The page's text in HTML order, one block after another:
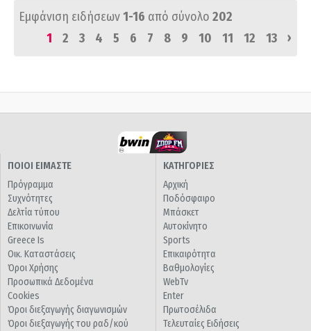
Εμφάνιση ειδήσεων1-16 από σύνολο 202
1
2 3 4 5 6 7 8 9 10 11 12 13 ›
ΠΟΙΟΙ ΕΙΜΑΣΤΕ
Πρόγραμμα
Συχνότητες
Δελτία τύπου
Επικοινωνία
Greece Is
Οικ. Καταστάσεις
Όροι Χρήσης
Προσωπικά Δεδομένα
Cookies
Όροι διεξαγωγής διαγωνισμών
Όροι διεξαγωγής του ραδ/κού
ΚΑΤΗΓΟΡΙΕΣ
Αρχική
Ποδόσφαιρο
Μπάσκετ
Αυτοκίνητο
Sports
Επικαιρότητα
Βαθμολογίες
WebTv
Enter
Πρωτοσέλιδα
Τελευταίες Ειδήσεις